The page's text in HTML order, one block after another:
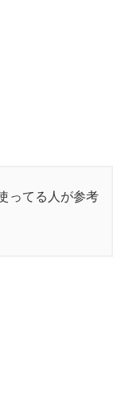
ってる人が参考